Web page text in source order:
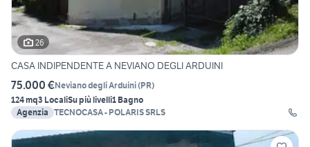
26
CASA INDIPENDENTE A NEVIANO DEGLI ARDUINI
75.000 €Neviano degli Arduini(PR)
124 mq3 LocaliSu più livelli1 Bagno
Agenzia TECNOCASA - POLARIS SRLS